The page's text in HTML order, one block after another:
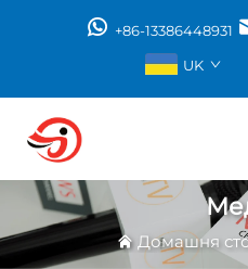
+86-13386448931
UK
Домашня